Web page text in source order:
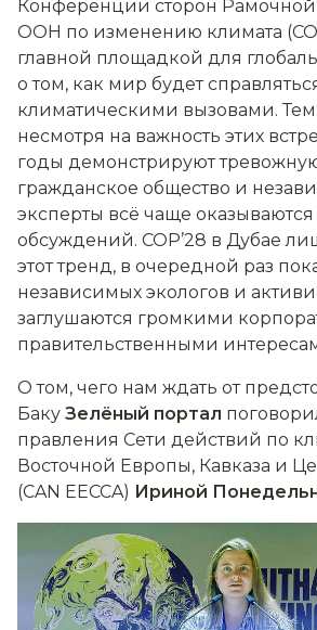
Конференции сторон
ООН по изменению климата
главной площадкой для
о том, как мир будет
климатическими вызовами.
несмотря на важность этих
годы демонстрируют
гражданское общество и
эксперты всё чаще
обсуждений. COP’28 в Дубае
этот тренд, в очередной раз
независимых экологов и
заглушаются громкими
правительственными
О том, чего нам ждать от
Баку Зелёный портал
правления Сети действий по
Восточной Европы, Кавказа и
(CAN EECCA) Ириной